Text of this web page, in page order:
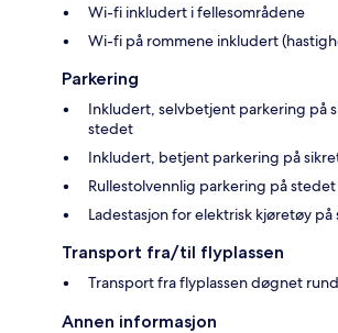
Wi-fi inkludert i fellesområdene
Wi-fi på rommene inkludert
Parkering
Inkludert, selvbetjent parkering på
stedet
Inkludert, betjent parkering på
Rullestolvennlig parkering på stedet
Ladestasjon for elektrisk kjøretøy
Transport fra/til flyplassen
Transport fra flyplassen døgnet
Annen informasjon